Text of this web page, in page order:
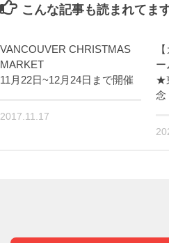
こんな記事も読まれてます
VANCOUVER CHRISTMAS
MARKET
11月22日~12月24日まで開催
2017.11.17
ー
★
念